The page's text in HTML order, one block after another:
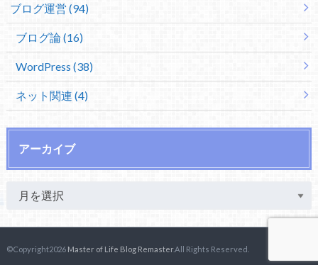
ブログ運営 (94)
ブログ論 (16)
WordPress (38)
ネット関連 (4)
アーカイブ
©Copyright2026 Master of Life Blog Remaster.All Rights Reserved.